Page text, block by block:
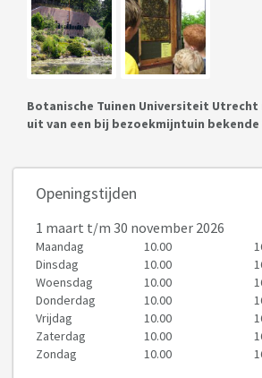
Botanische Tuinen Universiteit Utrecht
uit van een bij bezoekmijntuin
Openingstijden
1 maart t/m 30 november 2026
Maandag 10.00
Dinsdag
10.00
Woensdag
10.00
Donderdag
10.00
Vrijdag
10.00
Zaterdag
10.00
Zondag
10.00